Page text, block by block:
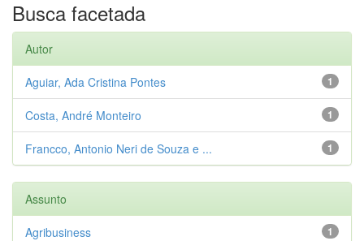
Busca facetada
Autor
1
Aguiar, Ada Cristina Pontes
1
Costa, André Monteiro
1
Francco, Antonio Neri de Souza e ...
Assunto
1
Agribusiness